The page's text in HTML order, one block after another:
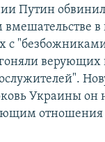
Путин
с
верующих
Украины он
отношения